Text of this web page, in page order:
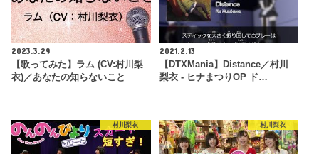
2023.3.29
【歌ってみた】ラム (CV:村川梨
衣)／あなたの知らないこと
2021.2.13
【DTXMania】Distance／村川
梨衣 - ヒナまつりOP ド…
村川梨衣 村川梨衣